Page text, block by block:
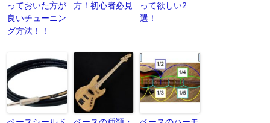
っておいた方が
良いチューニン
グ方法！！
方！初心者必見
って欲しい2
選！